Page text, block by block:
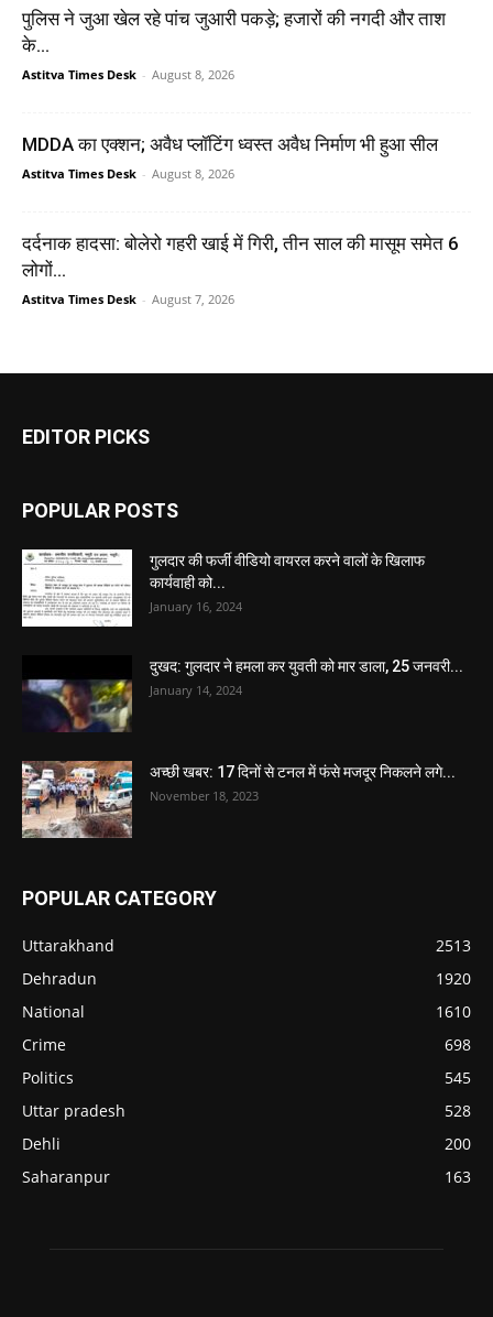
पुलिस ने जुआ खेल रहे पांच जुआरी पकड़े; हजारों की नगदी और ताश
के...
Astitva Times Desk - August 8, 2026
MDDA का एक्शन; अवैध प्लॉटिंग ध्वस्त अवैध निर्माण भी हुआ सील
Astitva Times Desk - August 8, 2026
दर्दनाक हादसा: बोलेरो गहरी खाई में गिरी, तीन साल की मासूम समेत 6
लोगों...
Astitva Times Desk - August 7, 2026
EDITOR PICKS
POPULAR POSTS
गुलदार की फर्जी वीडियो वायरल करने वालों के खिलाफ
कार्यवाही को...
January 16, 2024
दुखद: गुलदार ने हमला कर युवती को मार डाला, 25 जनवरी...
January 14, 2024
अच्छी खबर: 17 दिनों से टनल में फंसे मजदूर निकलने लगे...
November 18, 2023
POPULAR CATEGORY
Uttarakhand
2513
Dehradun
1920
National
1610
Crime
698
Politics
545
Uttar pradesh
528
Dehli
200
Saharanpur
163